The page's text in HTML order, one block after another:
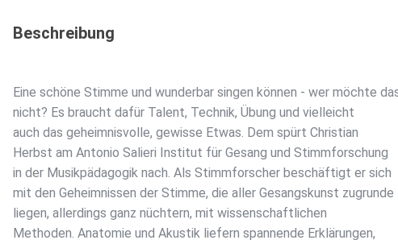
Beschreibung
Eine schöne Stimme und wunderbar singen können - wer möchte
nicht? Es braucht dafür Talent, Technik, Übung und vielleicht
auch das geheimnisvolle, gewisse Etwas. Dem spürt Christian
Herbst am Antonio Salieri Institut für Gesang und Stimmforschung
in der Musikpädagogik nach. Als Stimmforscher beschäftigt er sich
mit den Geheimnissen der Stimme, die aller Gesangskunst zugrunde
liegen, allerdings ganz nüchtern, mit wissenschaftlichen
Methoden. Anatomie und Akustik liefern spannende Erklärungen,